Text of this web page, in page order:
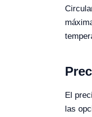
El
las